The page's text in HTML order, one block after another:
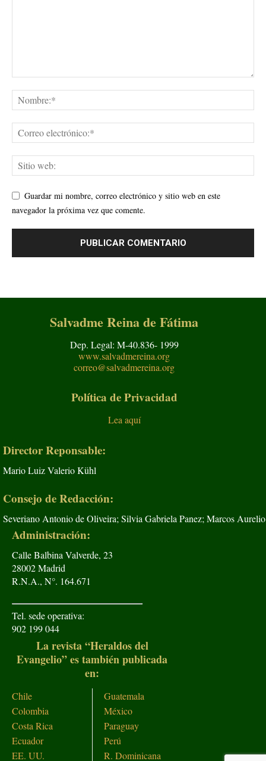
Guardar mi nombre, correo electrónico y sitio web en este
navegador la próxima vez que comente.
Salvadme Reina de Fátima
Dep. Legal: M-40.836- 1999
www.salvadmereina.org
correo@salvadmereina.org
Política de Privacidad
Lea aquí
Director Reponsable:
Mario Luiz Valerio Kühl
Consejo de Redacción:
Severiano Antonio de Oliveira; Silvia Gabriela Panez; Marcos
Administración:
Calle Balbina Valverde, 23
28002 Madrid
R.N.A., N°. 164.671
Tel. sede operativa:
902 199 044
La revista “Heraldos del
Evangelio” es también publicada
en:
Chile
Colombia
Costa Rica
Ecuador
EE. UU.
Guatemala
México
Paraguay
Perú
R. Dominicana